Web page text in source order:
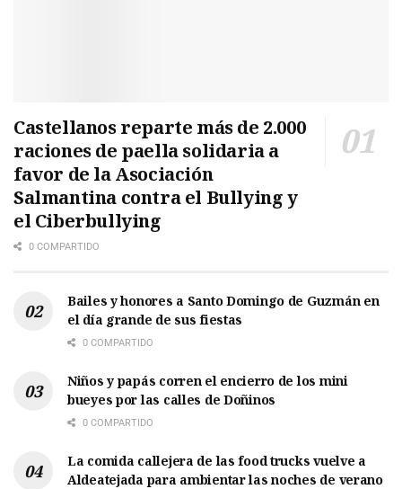
Castellanos reparte más de 2.000
raciones de paella solidaria a
favor de la Asociación
Salmantina contra el Bullying y
el Ciberbullying
0 COMPARTIDO
Bailes y honores a Santo Domingo de Guzmán en
el día grande de sus fiestas
0 COMPARTIDO
Niños y papás corren el encierro de los mini
bueyes por las calles de Doñinos
0 COMPARTIDO
La comida callejera de las food trucks vuelve a
Aldeatejada para ambientar las noches de verano